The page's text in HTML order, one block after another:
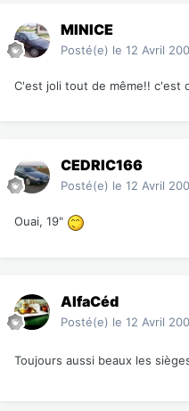
MINICE
Posté(e) le 12 Avril
C'est joli tout de même!! c'est
CEDRIC166
Posté(e) le 12 Avril
Ouai, 19"
AlfaCéd
Posté(e) le 12 Avril
Toujours aussi beaux les